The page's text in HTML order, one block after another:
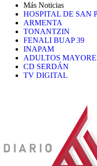
Más Noticias
HOSPITAL DE SAN
ARMENTA
TONANTZIN
FENALI BUAP 39
INAPAM
ADULTOS
CD SERDÁN
TV DIGITAL